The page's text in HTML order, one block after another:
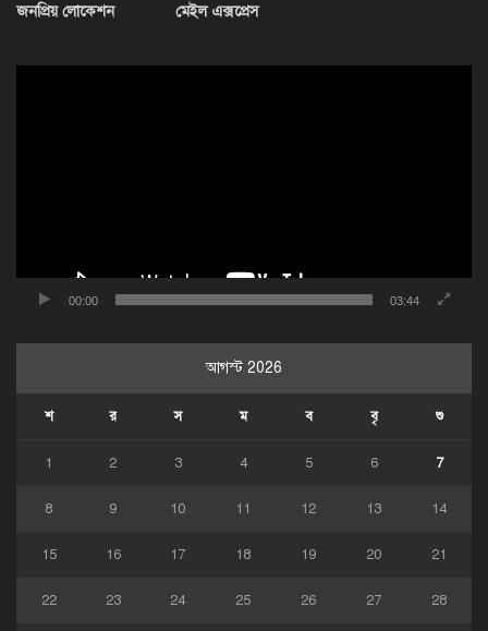
জনপ্রিয় লোকেশন
মেইল এক্সপ্রেস
00:00 03:44
আগস্ট 2026
শ র স ম ব বৃ শু
1 2 3 4 5 6 7
8 9 10 11 12 13 14
15 16 17 18 19 20 21
22 23 24 25 26 27 28